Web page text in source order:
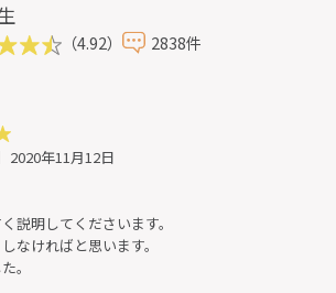
（4.92） 2838件
2020年11月12日
説明してくださいます。
なければと思います。
。